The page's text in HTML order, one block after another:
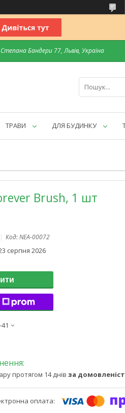
Бандери 77, Львів, Україна
ТРАВИ ДЛЯ БУДИНКУ
Brush, 1 шт
Код:NEA-00072
серпня 2026
протягом 14 днів за